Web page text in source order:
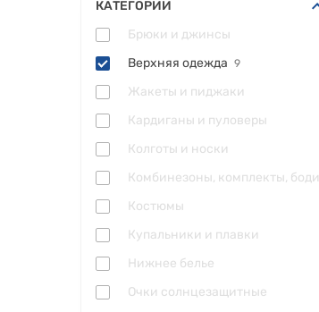
КАТЕГОРИИ
Брюки и джинсы
Верхняя одежда 9
Жакеты и пиджаки
Кардиганы и пуловеры
Колготы и носки
Комбинезоны, комплекты, боди
Костюмы
Купальники и плавки
Нижнее белье
Очки солнцезащитные